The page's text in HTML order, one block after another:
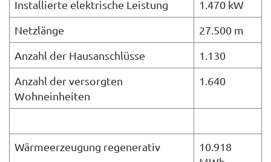
Installierte elektrische Leistung
1.470 kW
Netzlänge
27.500 m
Anzahl der Hausanschlüsse
1.130
Anzahl der versorgten
Wohneinheiten
1.640
Wärmeerzeugung regenerativ
10.918